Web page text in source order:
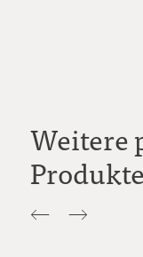
Weitere
Produkte